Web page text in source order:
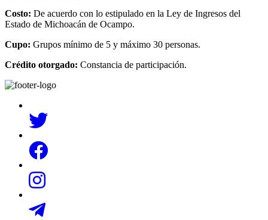
Costo: De acuerdo con lo estipulado en la Ley de Ingresos del
Estado de Michoacán de Ocampo.
Cupo: Grupos mínimo de 5 y máximo 30 personas.
Crédito otorgado: Constancia de participación.